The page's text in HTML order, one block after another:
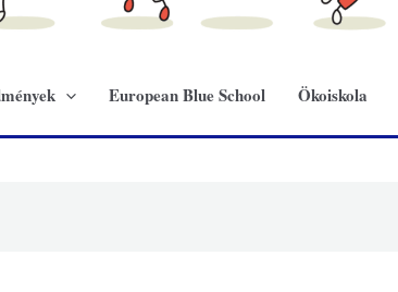
European Blue School Ökoiskola